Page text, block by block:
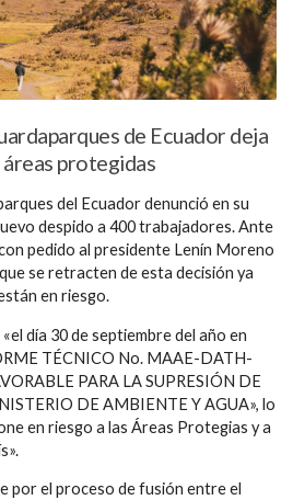
de Ecuador deja
protegidas
del Ecuador denunció en su
despido a 400 trabajadores. Ante
pedido al presidente Lenín Moreno
se retracten de esta decisión ya
en riesgo.
día 30 de septiembre del año en
TÉCNICO No. MAAE-DATH-
PARA LA SUPRESIÓN DE
DE AMBIENTE Y AGUA», lo
en riesgo a las Áreas Protegias y a
por el proceso de fusión entre el